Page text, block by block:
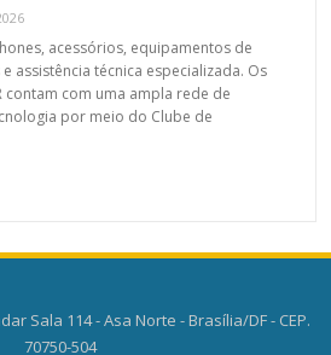
acessórios, equipamentos de
assistência técnica especializada. Os
contam com uma ampla rede de
por meio do Clube de
Sala 114 - Asa Norte - Brasília/DF - CEP.
70750-504